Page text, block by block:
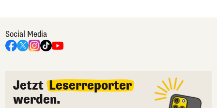
Social Media
Jetzt Leserreporter
werden.